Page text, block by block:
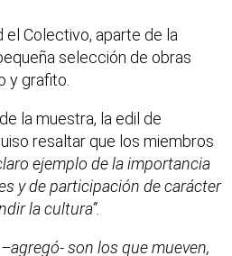
el Colectivo, aparte de la
selección de obras
y grafito.
la muestra, la edil de
resaltar que los miembros
ejemplo de la importancia
y de participación de carácter
la cultura”.
son los que mueven,